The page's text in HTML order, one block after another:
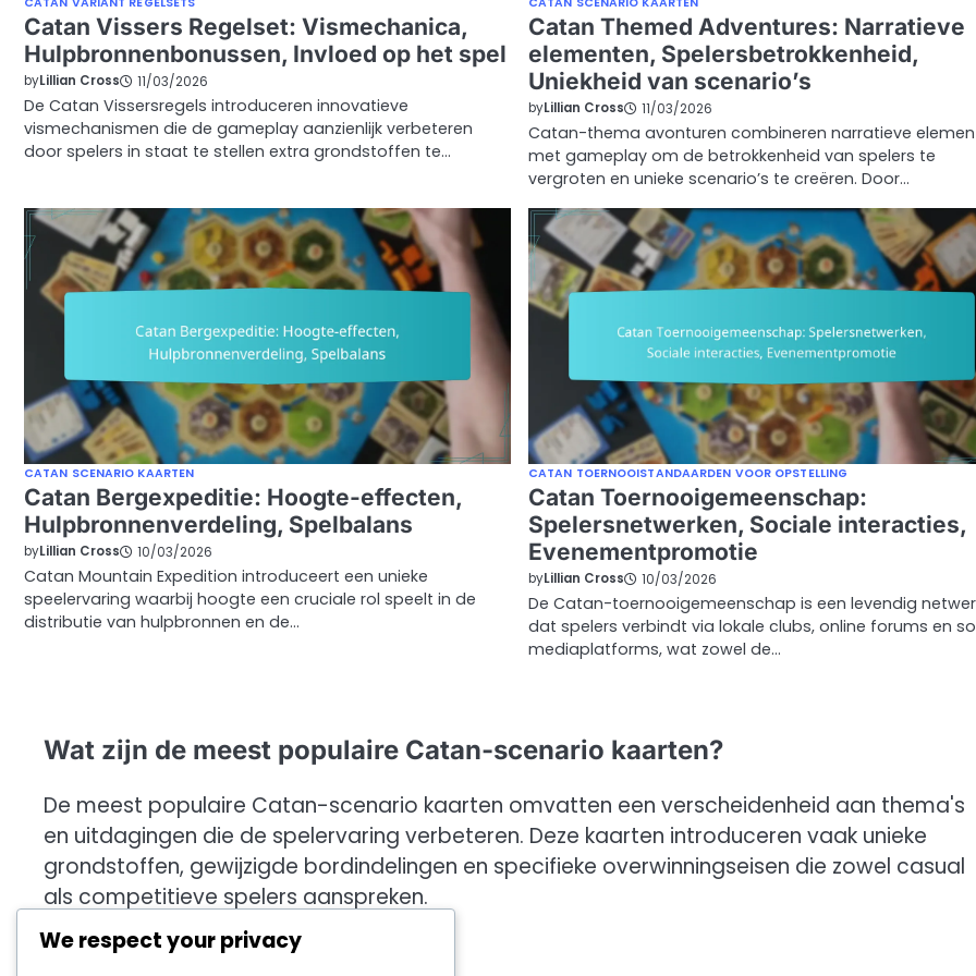
Catan Vissers Regelset: Vismechanica,
Hulpbronnenbonussen, Invloed op het spel
byLillian Cross 11/03/2026
De Catan Vissersregels introduceren innovatieve
vismechanismen die de gameplay aanzienlijk verbeteren
door spelers in staat te stellen extra grondstoffen te…
Catan Themed Adventures: Narratieve
elementen, Spelersbetrokkenheid,
Uniekheid van scenario’s
byLillian Cross 11/03/2026
Catan-thema avonturen combineren narratieve
met gameplay om de betrokkenheid van spelers te
vergroten en unieke scenario’s te creëren. Door…
CATAN SCENARIO KAARTEN
Catan Bergexpeditie: Hoogte-effecten,
Hulpbronnenverdeling, Spelbalans
byLillian Cross 10/03/2026
Catan Mountain Expedition introduceert een unieke
speelervaring waarbij hoogte een cruciale rol speelt in de
distributie van hulpbronnen en de…
CATAN TOERNOOISTANDAARDEN VOOR OPSTELLING
Catan Toernooigemeenschap:
Spelersnetwerken, Sociale interacties,
Evenementpromotie
byLillian Cross 10/03/2026
De Catan-toernooigemeenschap is een levendig
dat spelers verbindt via lokale clubs, online forums en
mediaplatforms, wat zowel de…
Wat zijn de meest populaire Catan-scenario kaarten?
De meest populaire Catan-scenario kaarten omvatten een verscheidenheid aan thema's
en uitdagingen die de spelervaring verbeteren. Deze kaarten introduceren vaak unieke
grondstoffen, gewijzigde bordindelingen en specifieke overwinningseisen die zowel casual
als competitieve spelers aanspreken.
We respect your privacy